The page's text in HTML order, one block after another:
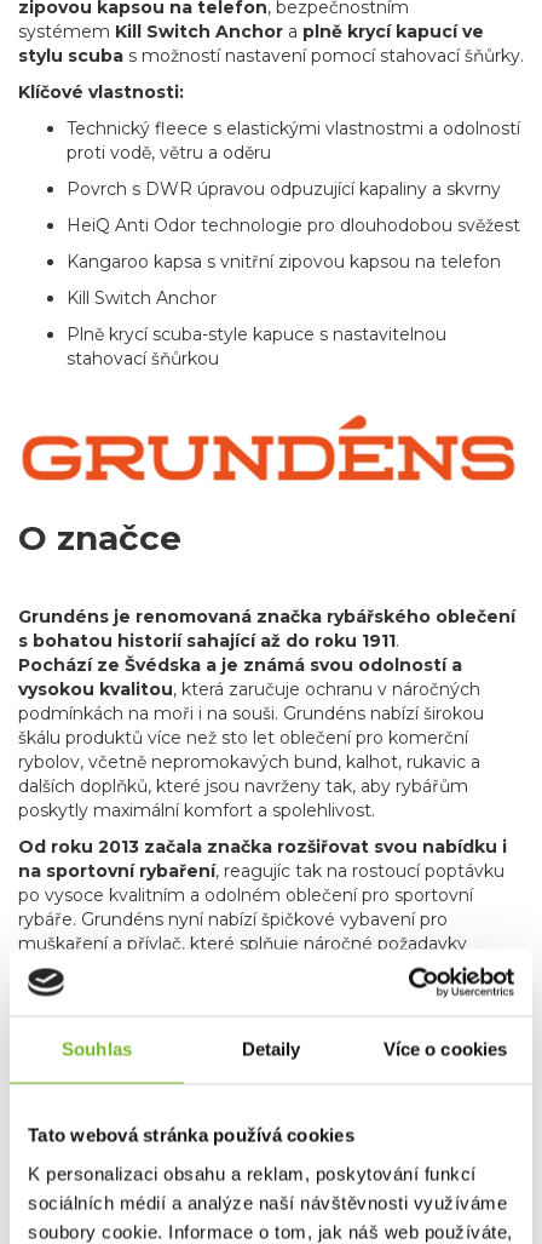
Souhlas Detaily Více o cookies
Tato webová stránka používá cookies
K personalizaci obsahu a reklam, poskytování funkcí
sociálních médií a analýze naší návštěvnosti využíváme
soubory cookie. Informace o tom, jak náš web používáte,
zipovou kapsou na telefon, bezpečnostním
systémem Kill Switch Anchor a plně krycí kapucí ve
stylu scuba s možností nastavení pomocí stahovací šňůrky.
Klíčové vlastnosti:
Technický fleece s elastickými vlastnostmi a odolností
proti vodě, větru a oděru
Povrch s DWR úpravou odpuzující kapaliny a skvrny
HeiQ Anti Odor technologie pro dlouhodobou svěžest
Kangaroo kapsa s vnitřní zipovou kapsou na telefon
Kill Switch Anchor
Plně krycí scuba-style kapuce s nastavitelnou
stahovací šňůrkou
O značce
Grundéns je renomovaná značka rybářského oblečení
s bohatou historií sahající až do roku 1911.
Pochází ze Švédska a je známá svou odolností a
vysokou kvalitou, která zaručuje ochranu v náročných
podmínkách na moři i na souši. Grundéns nabízí širokou
škálu produktů více než sto let oblečení pro komerční
rybolov, včetně nepromokavých bund, kalhot, rukavic a
dalších doplňků, které jsou navrženy tak, aby rybářům
poskytly maximální komfort a spolehlivost.
Od roku 2013 začala značka rozšiřovat svou nabídku i
na sportovní rybaření, reagujíc tak na rostoucí poptávku
po vysoce kvalitním a odolném oblečení pro sportovní
rybáře. Grundéns nyní nabízí špičkové vybavení pro
muškaření a přívlač, které splňuje náročné požadavky
rybářů hledajících precizní a spolehlivé produkty.Produkty
pro muškaření a přívlač zahrnují vše od technických
na rybaření bez ohledu na počasí.
Kromě
specializovaného rybářského oblečení zahrnuje nabídka
značky Grundéns také skvělé lifestyle produkty, jako jsou
poskytují komfort a praktičnost, ale také umožňují rybářům
a outdoorovým nadšencům nosit oblečení, které reflektuje
jejich vášeň pro rybaření i v běžném životě.
Grundéns díky svému závazku k inovacím, použitým